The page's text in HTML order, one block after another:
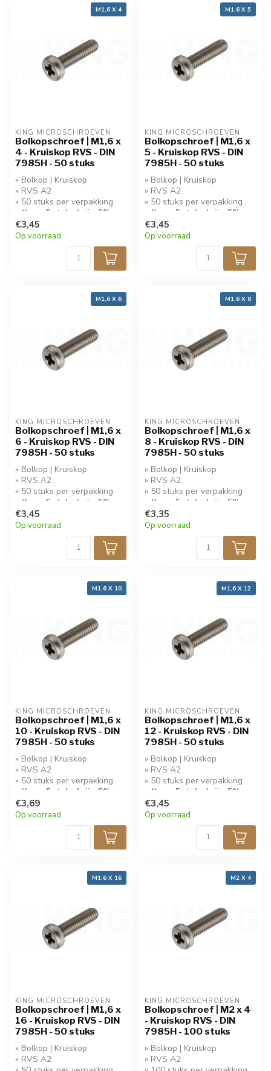
M1,6 X 4
KING MICROSCHROEVEN
Bolkopschroef | M1,6 x
4 - Kruiskop RVS - DIN
7985H - 50 stuks
» Bolkop | Kruiskop
» RVS A2
» 50 stuks per verpakking
» Koop 5 stuks krijg 5%
korting!
€3,45
Op voorraad
M1,6 X 5
KING MICROSCHROEVEN
Bolkopschroef | M1,6 x
5 - Kruiskop RVS - DIN
7985H - 50 stuks
» Bolkop | Kruiskop
» RVS A2
» 50 stuks per verpakking
» Koop 5 stuks krijg 5%
korting!
€3,45
Op voorraad
M1,6 X 6
KING MICROSCHROEVEN
Bolkopschroef | M1,6 x
6 - Kruiskop RVS - DIN
7985H - 50 stuks
» Bolkop | Kruiskop
» RVS A2
» 50 stuks per verpakking
» Koop 5 stuks krijg 5%
korting!
€3,45
Op voorraad
M1,6 X 8
KING MICROSCHROEVEN
Bolkopschroef | M1,6 x
8 - Kruiskop RVS - DIN
7985H - 50 stuks
» Bolkop | Kruiskop
» RVS A2
» 50 stuks per verpakking
» Koop 5 stuks krijg 5%
korting!
€3,35
Op voorraad
M1,6 X 10
KING MICROSCHROEVEN
Bolkopschroef | M1,6 x
10 - Kruiskop RVS - DIN
7985H - 50 stuks
» Bolkop | Kruiskop
» RVS A2
» 50 stuks per verpakking
» Koop 5 stuks krijg 5%
korting!
€3,69
Op voorraad
M1,6 X 12
KING MICROSCHROEVEN
Bolkopschroef | M1,6 x
12 - Kruiskop RVS - DIN
7985H - 50 stuks
» Bolkop | Kruiskop
» RVS A2
» 50 stuks per verpakking
» Koop 5 stuks krijg 5%
korting!
€3,45
Op voorraad
M1,6 X 16
KING MICROSCHROEVEN
Bolkopschroef | M1,6 x
16 - Kruiskop RVS - DIN
7985H - 50 stuks
» Bolkop | Kruiskop
» RVS A2
M2 X 4
KING MICROSCHROEVEN
Bolkopschroef | M2 x 4
- Kruiskop RVS - DIN
7985H - 100 stuks
» Bolkop | Kruiskop
» RVS A2